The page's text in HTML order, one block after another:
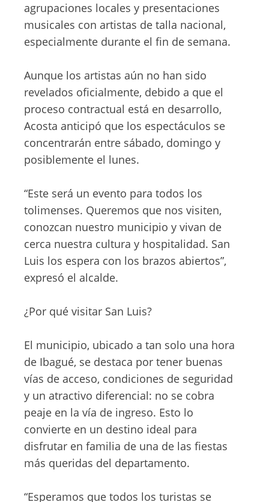
agrupaciones locales y presentaciones
musicales con artistas de talla nacional,
especialmente durante el fin de semana.
Aunque los artistas aún no han sido
revelados oficialmente, debido a que el
proceso contractual está en desarrollo,
Acosta anticipó que los espectáculos se
concentrarán entre sábado, domingo y
posiblemente el lunes.
“Este será un evento para todos los
tolimenses. Queremos que nos visiten,
conozcan nuestro municipio y vivan de
cerca nuestra cultura y hospitalidad. San
Luis los espera con los brazos abiertos”,
expresó el alcalde.
¿Por qué visitar San Luis?
El municipio, ubicado a tan solo una hora
de Ibagué, se destaca por tener buenas
vías de acceso, condiciones de seguridad
y un atractivo diferencial: no se cobra
peaje en la vía de ingreso. Esto lo
convierte en un destino ideal para
disfrutar en familia de una de las fiestas
más queridas del departamento.
“Esperamos que todos los turistas se